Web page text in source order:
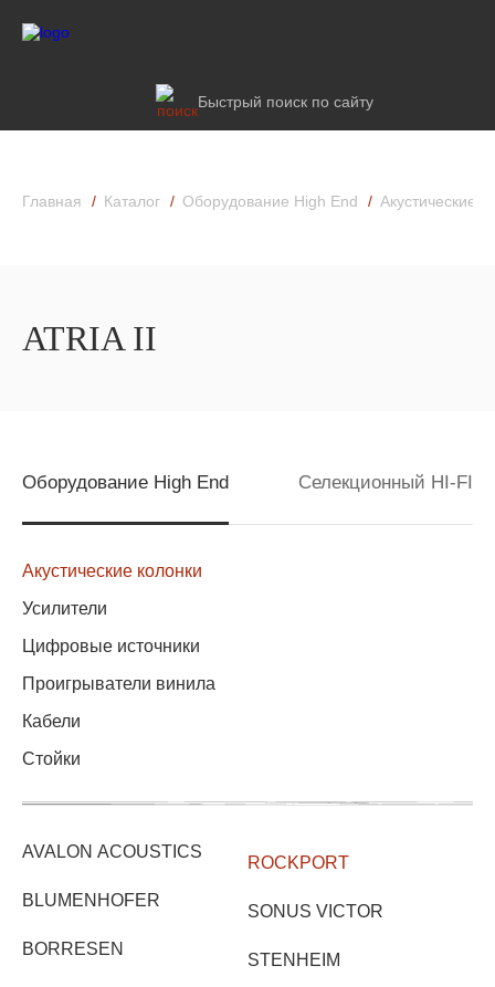
Быстрый поиск по сайту
Главная Каталог Оборудование High End Акустические
ATRIA II
Оборудование High End Селекционный HI-FI
Акустические колонки
Усилители
Цифровые источники
Проигрыватели винила
Кабели
Стойки
AVALON ACOUSTICS
BLUMENHOFER
BORRESEN
ROCKPORT
SONUS VICTOR
STENHEIM